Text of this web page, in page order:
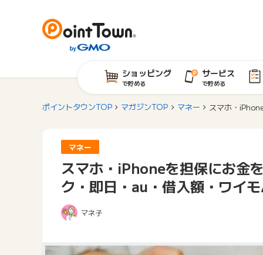
ショッピング
で貯める
サービス
で貯める
ポイントタウンTOP マガジンTOP マネー スマホ・
マネー
スマホ・iPhoneを担保にお金
ク・即日・au・借入額・ワイ
マネ子